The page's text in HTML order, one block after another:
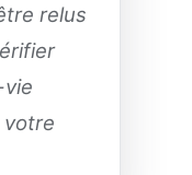
relus
votre